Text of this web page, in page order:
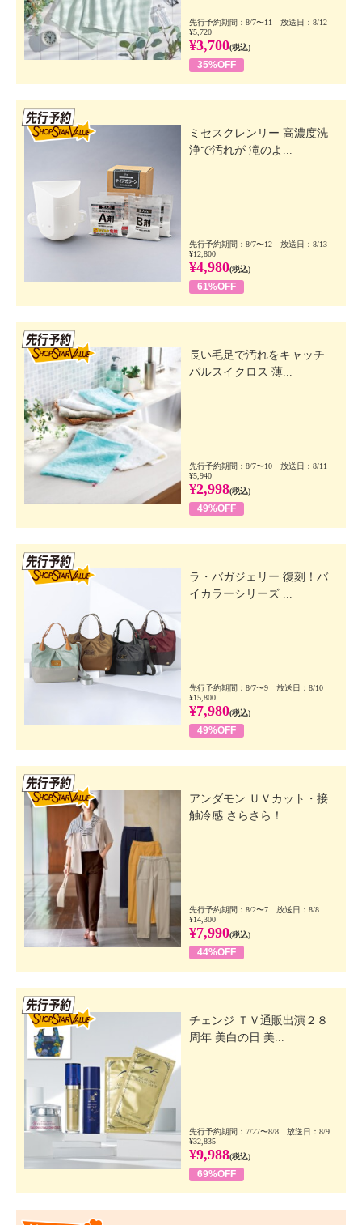
先行予約期間：8/7〜11 放送日：8/12
¥5,720
¥3,700(税込)
35%OFF
ミセスクレンリー 高濃度洗
浄で汚れが 滝のよ...
先行予約期間：8/7〜12 放送日：8/13
¥12,800
¥4,980(税込)
61%OFF
長い毛足で汚れをキャッチ
パルスイクロス 薄...
先行予約期間：8/7〜10 放送日：8/11
¥5,940
¥2,998(税込)
49%OFF
ラ・バガジェリー 復刻！バ
イカラーシリーズ ...
先行予約期間：8/7〜9 放送日：8/10
¥15,800
¥7,980(税込)
49%OFF
アンダモン ＵＶカット・接
触冷感 さらさら！...
先行予約期間：8/2〜7 放送日：8/8
¥14,300
¥7,990(税込)
44%OFF
チェンジ ＴＶ通販出演２８
周年 美白の日 美...
先行予約期間：7/27〜8/8 放送日：8/9
¥32,835
¥9,988(税込)
69%OFF